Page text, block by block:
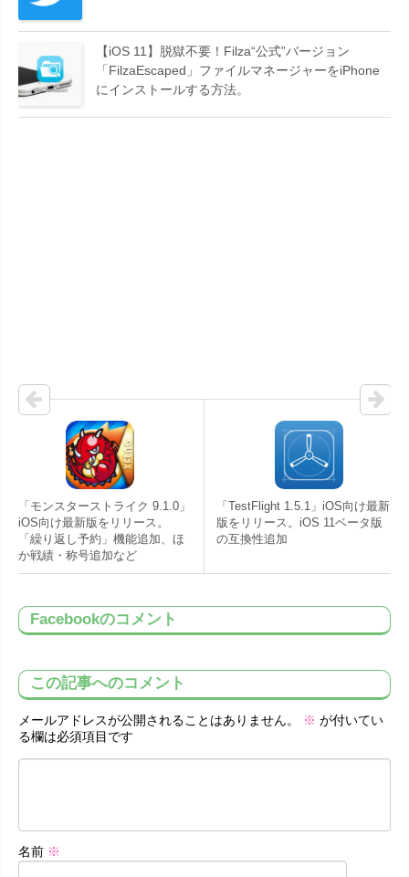
【iOS 11】脱獄不要！Filza“公式”バージョン
「FilzaEscaped」ファイルマネージャーをiPhone
にインストールする方法。
「モンスターストライク 9.1.0」
iOS向け最新版をリリース。
「繰り返し予約」機能追加、ほ
か戦績・称号追加など
「TestFlight 1.5.1」iOS向け最新
版をリリース。iOS 11ベータ版
の互換性追加
Facebookのコメント
この記事へのコメント
メールアドレスが公開されることはありません。 ※ が付いてい
る欄は必須項目です
名前 ※